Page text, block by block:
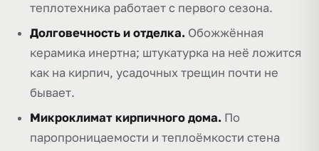
теплотехника работает с первого сезона.
Долговечность и отделка. Обожжённая
керамика инертна; штукатурка на неё ложится
как на кирпич, усадочных трещин почти не
бывает.
Микроклимат кирпичного дома. По
паропроницаемости и теплоёмкости стена